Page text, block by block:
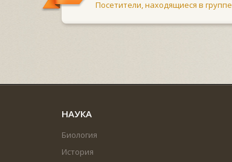
Посетители, находящиеся в группе
НАУКА
Биология
История